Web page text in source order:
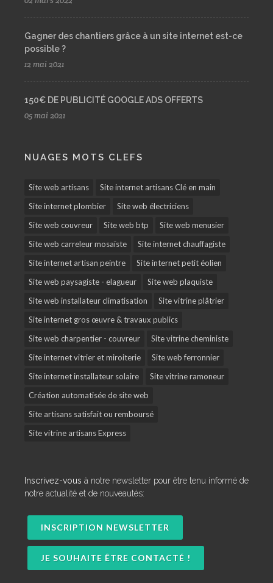
Gagner des chantiers grâce à un site internet est-ce
possible ?
12 mai 2021
150€ DE PUBLICITÉ GOOGLE ADS OFFERTS
05 mai 2021
NUAGES MOTS CLEFS
Site web artisans
Site internet artisans Clé en main
Site internet plombier
Site web électriciens
Site web couvreur
Site web btp
Site web menusier
Site web carreleur mosaïste
Site internet chauffagiste
Site internet artisan peintre
Site internet petit éolien
Site web paysagiste - elagueur
Site web plaquiste
Site web installateur climatisation
Site vitrine plâtrier
Site internet gros œuvre & travaux publics
Site web charpentier - couvreur
Site vitrine cheministe
Site internet vitrier et miroiterie
Site web ferronnier
Site internet installateur solaire
Site vitrine ramoneur
Création automatisée de site web
Site artisans satisfait ou remboursé
Site vitrine artisans Express
Inscrivez-vous à notre newsletter pour être tenu informé de
notre actualité et de nouveautés:
INSCRIPTION NEWSLETTER
JE SOUHAITE ÊTRE CONTACTÉ !